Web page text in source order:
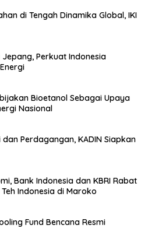
di Tengah Dinamika Global, IKI
Perkuat Indonesia
Bioetanol Sebagai Upaya
Nasional
Perdagangan, KADIN Siapkan
Bank Indonesia dan KBRI Rabat
Indonesia di Maroko
Fund Bencana Resmi